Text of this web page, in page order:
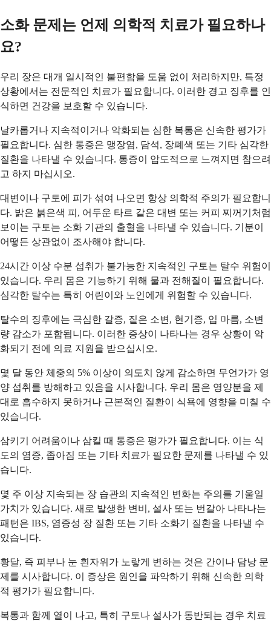
소화 문제는 언제 의학적 치료가 필요하나
요?
우리 장은 대개 일시적인 불편함을 도움 없이 처리하지만, 특정
상황에서는 전문적인 치료가 필요합니다. 이러한 경고 징후를 인
식하면 건강을 보호할 수 있습니다.
날카롭거나 지속적이거나 악화되는 심한 복통은 신속한 평가가
필요합니다. 심한 통증은 맹장염, 담석, 장폐색 또는 기타 심각한
질환을 나타낼 수 있습니다. 통증이 압도적으로 느껴지면 참으려
고 하지 마십시오.
대변이나 구토에 피가 섞여 나오면 항상 의학적 주의가 필요합니
다. 밝은 붉은색 피, 어두운 타르 같은 대변 또는 커피 찌꺼기처럼
보이는 구토는 소화 기관의 출혈을 나타낼 수 있습니다. 기분이
어떻든 상관없이 조사해야 합니다.
24시간 이상 수분 섭취가 불가능한 지속적인 구토는 탈수 위험이
있습니다. 우리 몸은 기능하기 위해 물과 전해질이 필요합니다.
심각한 탈수는 특히 어린이와 노인에게 위험할 수 있습니다.
탈수의 징후에는 극심한 갈증, 짙은 소변, 현기증, 입 마름, 소변
량 감소가 포함됩니다. 이러한 증상이 나타나는 경우 상황이 악
화되기 전에 의료 지원을 받으십시오.
몇 달 동안 체중의 5% 이상이 의도치 않게 감소하면 무언가가 영
양 섭취를 방해하고 있음을 시사합니다. 우리 몸은 영양분을 제
대로 흡수하지 못하거나 근본적인 질환이 식욕에 영향을 미칠 수
있습니다.
삼키기 어려움이나 삼킬 때 통증은 평가가 필요합니다. 이는 식
도의 염증, 좁아짐 또는 기타 치료가 필요한 문제를 나타낼 수 있
습니다.
몇 주 이상 지속되는 장 습관의 지속적인 변화는 주의를 기울일
가치가 있습니다. 새로 발생한 변비, 설사 또는 번갈아 나타나는
패턴은 IBS, 염증성 장 질환 또는 기타 소화기 질환을 나타낼 수
있습니다.
황달, 즉 피부나 눈 흰자위가 노랗게 변하는 것은 간이나 담낭 문
제를 시사합니다. 이 증상은 원인을 파악하기 위해 신속한 의학
적 평가가 필요합니다.
복통과 함께 열이 나고, 특히 구토나 설사가 동반되는 경우 치료